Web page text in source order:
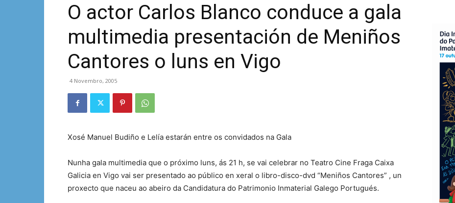
O actor Carlos Blanco conduce a gala
multimedia presentación de Meniños
Cantores o luns en Vigo
4 Novembro, 2005
Xosé Manuel Budiño e Lelía estarán entre os convidados na Gala
Nunha gala multimedia que o próximo luns, ás 21 h, se vai celebrar no Teatro Cine Fraga Caixa
Galicia en Vigo vai ser presentado ao público en xeral o libro-disco-dvd “Meniños Cantores” , un
proxecto que naceu ao abeiro da Candidatura do Patrimonio Inmaterial Galego Portugués.